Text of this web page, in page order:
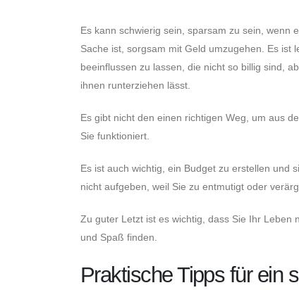
Es kann schwierig sein, sparsam zu sein, wenn
Sache ist, sorgsam mit Geld umzugehen. Es ist
beeinflussen zu lassen, die nicht so billig sind,
ihnen runterziehen lässt.
Es gibt nicht den einen richtigen Weg, um aus
Sie funktioniert.
Es ist auch wichtig, ein Budget zu erstellen und
nicht aufgeben, weil Sie zu entmutigt oder
Zu guter Letzt ist es wichtig, dass Sie Ihr Leben
und Spaß finden.
Praktische Tipps für ein